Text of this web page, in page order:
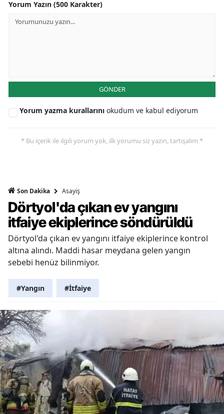
Yorum Yazın (500 Karakter)
GÖNDER
Yorum yazma kurallarını okudum ve kabul ediyorum
* Bu içerik ile ilgili yorum yok, ilk yorumu siz yazın, tartışalım *
Son Dakika Asayiş
Dörtyol'da çıkan ev yangını
itfaiye ekiplerince söndürüldü
Dörtyol'da çıkan ev yangını itfaiye ekiplerince kontrol
altına alındı. Maddi hasar meydana gelen yangın
sebebi henüz bilinmiyor.
#Yangın #İtfaiye